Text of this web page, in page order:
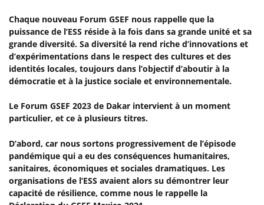
Chaque nouveau Forum GSEF nous rappelle que la
puissance de l’ESS réside à la fois dans sa grande unité et sa
grande diversité. Sa diversité la rend riche d’innovations et
d’expérimentations dans le respect des cultures et des
identités locales, toujours dans l’objectif d’aboutir à la
démocratie et à la justice sociale et environnementale.
Le Forum GSEF 2023 de Dakar intervient à un moment
particulier, et ce à plusieurs titres.
D’abord, car nous sortons progressivement de l’épisode
pandémique qui a eu des conséquences humanitaires,
sanitaires, économiques et sociales dramatiques. Les
organisations de l’ESS avaient alors su démontrer leur
capacité de résilience, comme nous le rappelle la